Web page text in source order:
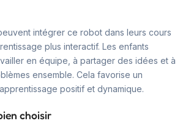
intégrer ce robot dans leurs cours
plus interactif. Les enfants
en équipe, à partager des idées et à
ensemble. Cela favorise un
positif et dynamique.
choisir